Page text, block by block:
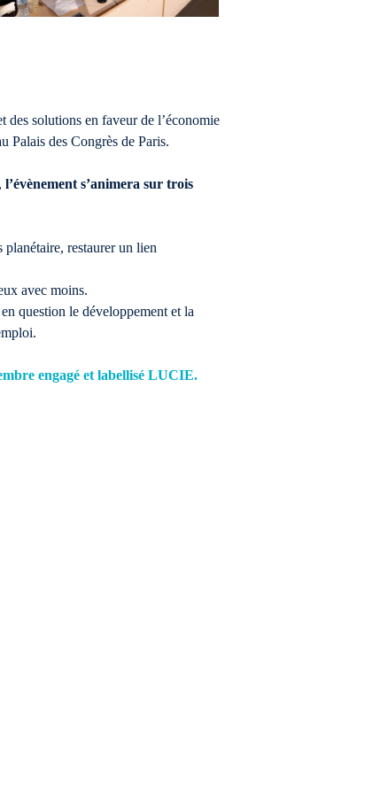
des solutions en faveur de l’économie
Palais des Congrès de Paris.
l’évènement s’animera sur trois
planétaire, restaurer un lien
avec moins.
question le développement et la
engagé et labellisé LUCIE.